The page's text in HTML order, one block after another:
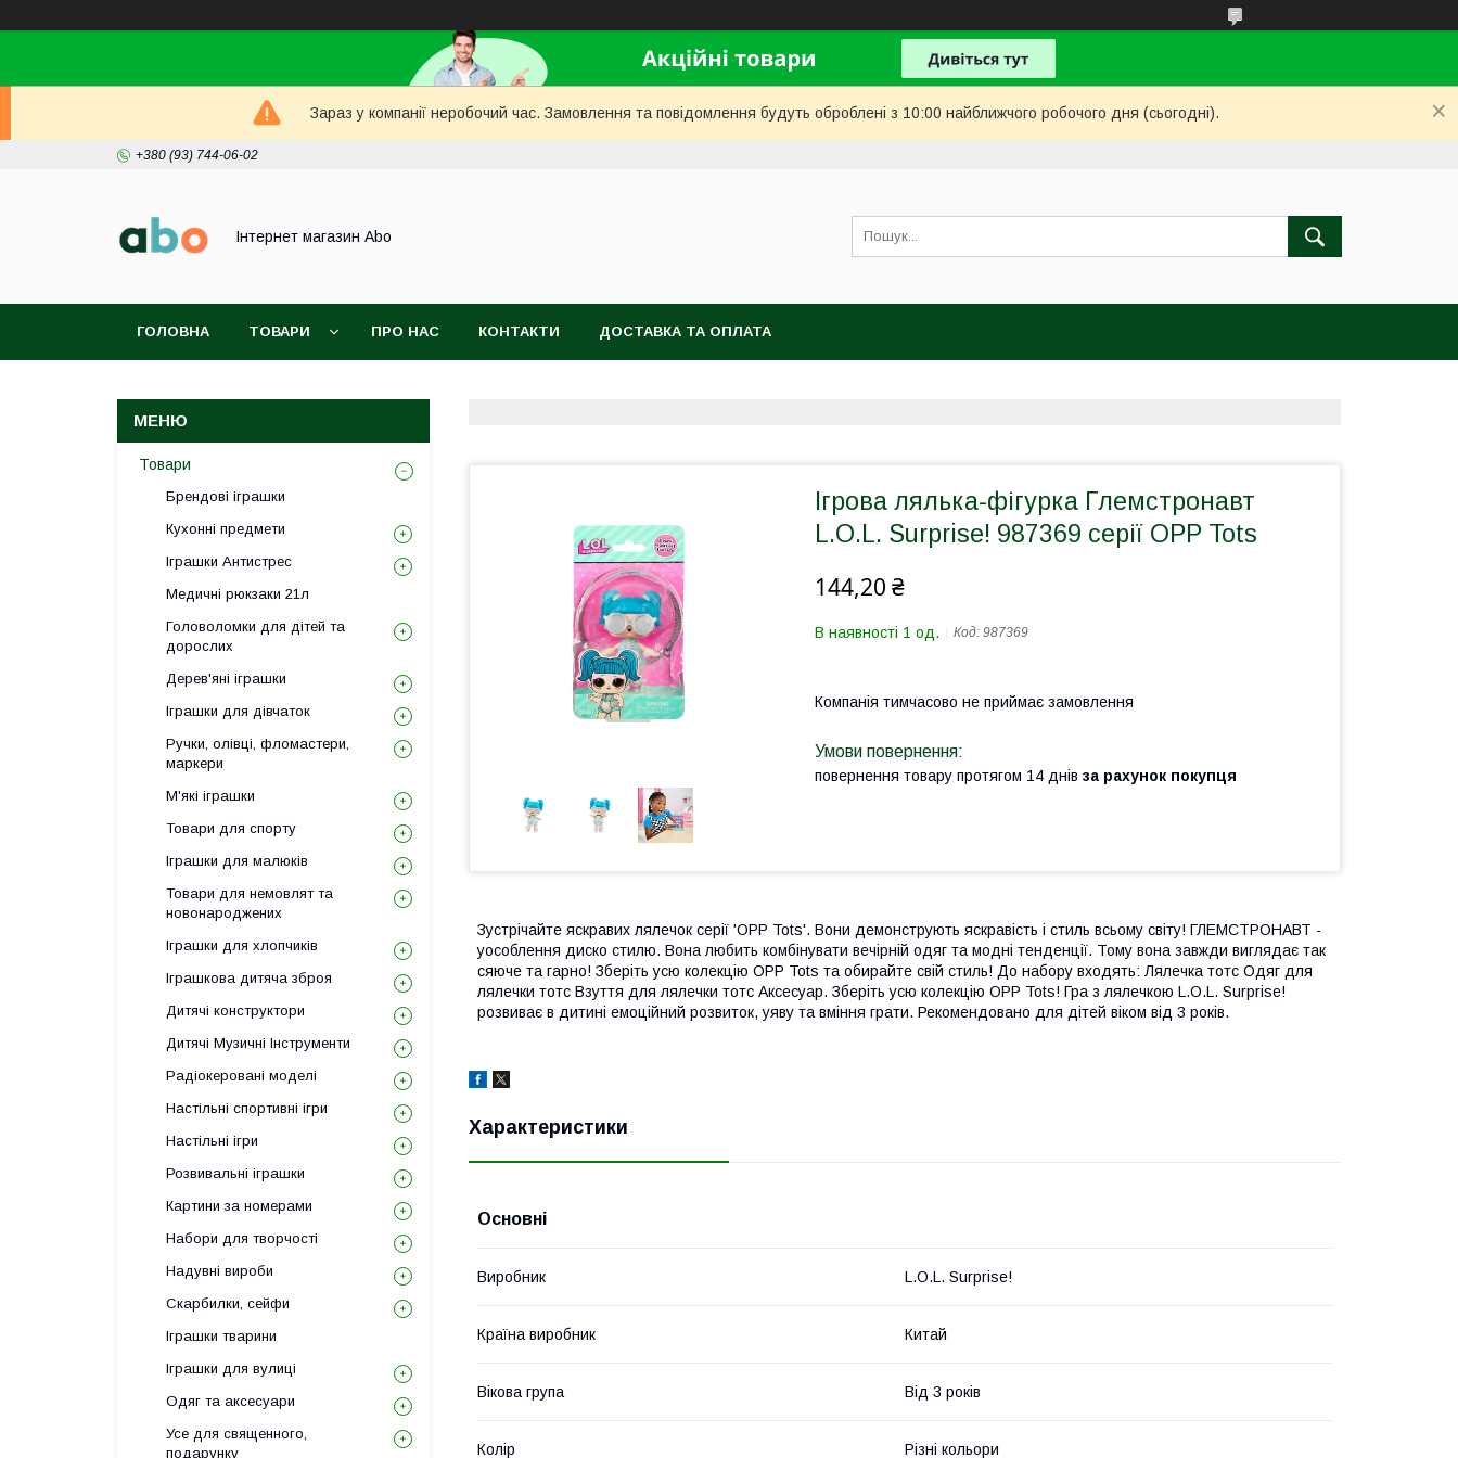
Зараз у компанії неробочий час. Замовлення та повідомлення будуть оброблені з 10:00 найближчого робочого дня (сьогодні).
+380 (93) 744-06-02
Інтернет магазин Abo
ГОЛОВНА ТОВАРИ ПРО НАС КОНТАКТИ ДОСТАВКА ТА ОПЛАТА
Ігрова лялька-фігурка Глемстронавт
L.O.L. Surprise! 987369 серії OPP Tots
144,20 ₴
В наявності 1 од. Код: 987369
Компанія тимчасово не приймає замовлення
повернення товару протягом 14 днів за рахунок покупця
Зустрічайте яскравих лялечок серії 'OPP Tots'. Вони демонструють яскравість і стиль всьому світу! ГЛЕМСТРОНАВТ -
уособлення диско стилю. Вона любить комбінувати вечірній одяг та модні тенденції. Тому вона завжди виглядає так
сяюче та гарно! Зберіть усю колекцію OPP Tots та обирайте свій стиль! До набору входять: Лялечка тотс Одяг для
лялечки тотс Взуття для лялечки тотс Аксесуар. Зберіть усю колекцію OPP Tots! Гра з лялечкою L.O.L. Surprise!
розвиває в дитині емоційний розвиток, уяву та вміння грати. Рекомендовано для дітей віком від 3 років.
Характеристики
Основні
Виробник L.O.L. Surprise!
Країна виробник Китай
Вікова група Від 3 років
Колір Різні кольори
Товари
Брендові іграшки
Кухонні предмети
Іграшки Антистрес
Медичні рюкзаки 21л
Головоломки для дітей та
дорослих
Дерев'яні іграшки
Іграшки для дівчаток
Ручки, олівці, фломастери,
маркери
М'які іграшки
Товари для спорту
Іграшки для малюків
Товари для немовлят та
новонароджених
Іграшки для хлопчиків
Іграшкова дитяча зброя
Дитячі конструктори
Дитячі Музичні Інструменти
Радіокеровані моделі
Настільні спортивні ігри
Настільні ігри
Розвивальні іграшки
Картини за номерами
Набори для творчості
Надувні вироби
Скарбилки, сейфи
Іграшки тварини
Іграшки для вулиці
Одяг та аксесуари
Усе для священного,
подарунку